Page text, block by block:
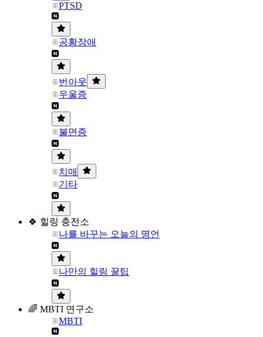
PTSD
공황장애
번아웃
우울증
불면증
치매
기타
🍀 힐링 충전소
나를 바꾸는 오늘의 명언
나만의 힐링 꿀팁
🌈 MBTI 연구소
MBTI